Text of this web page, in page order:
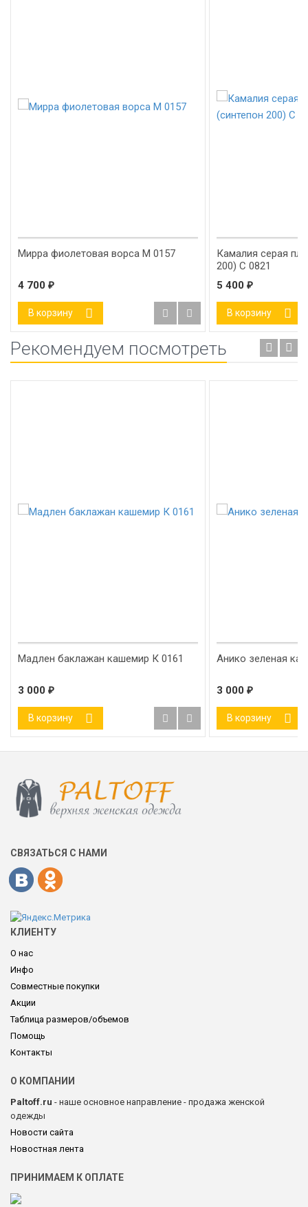
Мирра фиолетовая ворса М 0157
4 700 ₽
В корзину
Камалия серая
200) С 0821
5 400 ₽
В корзину
Рекомендуем посмотреть
Мадлен баклажан кашемир К 0161
3 000 ₽
В корзину
Анико зеленая
3 000 ₽
В корзину
СВЯЗАТЬСЯ С НАМИ
КЛИЕНТУ
О нас
Инфо
Совместные покупки
Акции
Таблица размеров/объемов
Помощь
Контакты
О КОМПАНИИ
Paltoff.ru - наше основное направление - продажа женской
одежды
Новости сайта
Новостная лента
ПРИНИМАЕМ К ОПЛАТЕ